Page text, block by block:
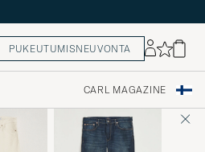
PUKEUTUMISNEUVONTA
CARL MAGAZINE